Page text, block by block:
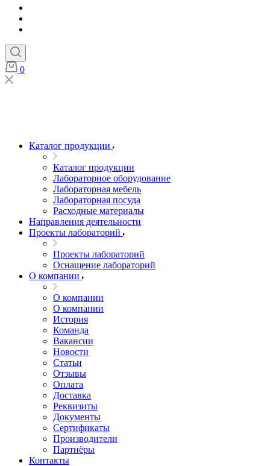
0
Каталог продукции
Каталог продукции
Лабораторное оборудование
Лабораторная мебель
Лабораторная посуда
Расходные материалы
Направления деятельности
Проекты лабораторий
Проекты лабораторий
Оснащение лабораторий
О компании
О компании
О компании
История
Команда
Вакансии
Новости
Статьи
Отзывы
Оплата
Доставка
Реквизиты
Документы
Сертификаты
Производители
Партнёры
Контакты